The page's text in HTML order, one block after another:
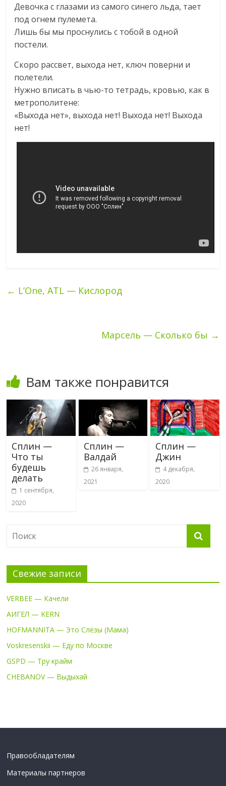
Девочка с глазами из самого синего льда, тает
под огнем пулемета.
Лишь бы мы проснулись с тобой в одной
постели.
Скоро рассвет, выхода нет, ключ поверни и
полетели.
Нужно вписать в чью-то тетрадь, кровью, как в
метрополитене:
«Выхода нет», выхода нет! Выхода нет! Выхода
нет!
← L’One, ATL — Кислород
Марсель — Сколько бы →
Вам также понравится
Сплин —
Что ты
будешь
делать
1 сентября,
2020
Сплин —
Валдай
26 января,
2021
Сплин —
Джин
4 декабря,
2020
Свежие записи
VERBEE — Качели
АИГЕЛ — KERN
HOFMANNITA — Это Слёзы (Мама)
Voskresenskii — Еду по Москве
GSPD — Тру крайм
CHEBANOV — Выдыхай
Правообладателям
Материалы партнеров